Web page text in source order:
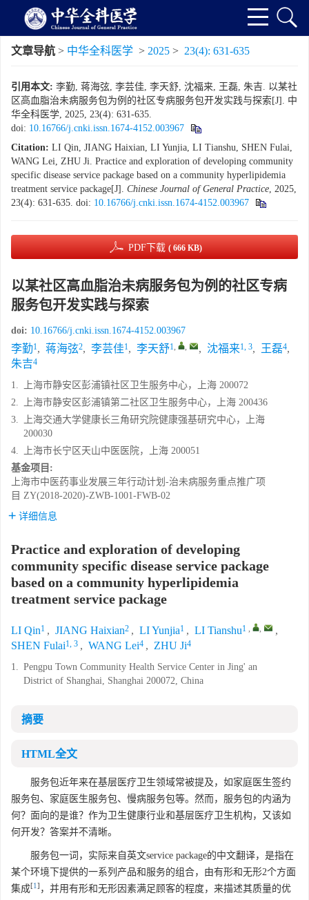
文章导航 > 中华全科医学 > 2025 > 23(4): 631-635
引用本文: 李勤, 蒋海弦, 李芸佳, 李天舒, 沈福来, 王磊, 朱吉. 以某社
区高血脂治未病服务包为例的社区专病服务包开发实践与探索[J]. 中
华全科医学, 2025, 23(4): 631-635.
doi: 10.16766/j.cnki.issn.1674-4152.003967
Citation: LI Qin, JIANG Haixian, LI Yunjia, LI Tianshu, SHEN Fulai,
WANG Lei, ZHU Ji. Practice and exploration of developing community
specific disease service package based on a community hyperlipidemia
treatment service package[J]. Chinese Journal of General Practice, 2025,
23(4): 631-635. doi: 10.16766/j.cnki.issn.1674-4152.003967
PDF下载 ( 666 KB)
以某社区高血脂治未病服务包为例的社区专病
服务包开发实践与探索
doi: 10.16766/j.cnki.issn.1674-4152.003967
李勤1, 蒋海弦2, 李芸佳1, 李天舒1, , , 沈福来1, 3, 王磊4,
朱吉4
1.
上海市静安区彭浦镇社区卫生服务中心，上海 200072
2.
上海市静安区彭浦镇第二社区卫生服务中心，上海 200436
3.
上海交通大学健康长三角研究院健康强基研究中心，上海
200030
4.
上海市长宁区天山中医医院，上海 200051
基金项目:
上海市中医药事业发展三年行动计划-治未病服务重点推广项
目 ZY(2018-2020)-ZWB-1001-FWB-02
详细信息
Practice and exploration of developing
community specific disease service package
based on a community hyperlipidemia
treatment service package
LI Qin1 , JIANG Haixian2 , LI Yunjia1 , LI Tianshu1 , ,
,
SHEN Fulai1, 3 , WANG Lei4 , ZHU Ji4
1. Pengpu Town Community Health Service Center in Jing' an
District of Shanghai, Shanghai 200072, China
摘要
HTML全文
服务包近年来在基层医疗卫生领域常被提及，如家庭医生签约
服务包、家庭医生服务包、慢病服务包等。然而，服务包的内涵为
何？面向的是谁？作为卫生健康行业和基层医疗卫生机构，又该如
何开发？答案并不清晰。
服务包一词，实际来自英文service package的中文翻译，是指在
某个环境下提供的一系列产品和服务的组合，由有形和无形2个方面
集成[1 ] ，并用有形和无形因素满足顾客的程度，来描述其质量的优